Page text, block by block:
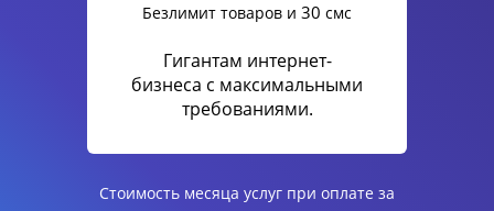
Безлимит товаров и 30 смс
Гигантам интернет-
бизнеса с максимальными
требованиями.
Стоимость месяца услуг при оплате за